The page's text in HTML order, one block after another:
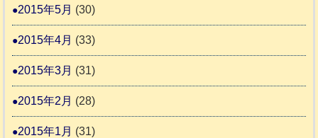
2015年5月 (30)
2015年4月 (33)
2015年3月 (31)
2015年2月 (28)
2015年1月 (31)